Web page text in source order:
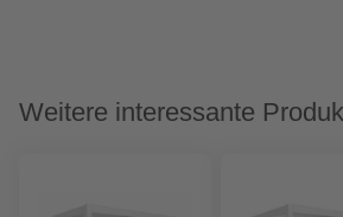
Weitere interessante